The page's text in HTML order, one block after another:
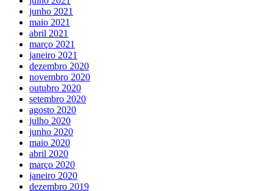
junho 2021
maio 2021
abril 2021
março 2021
janeiro 2021
dezembro 2020
novembro 2020
outubro 2020
setembro 2020
agosto 2020
julho 2020
junho 2020
maio 2020
abril 2020
março 2020
janeiro 2020
dezembro 2019